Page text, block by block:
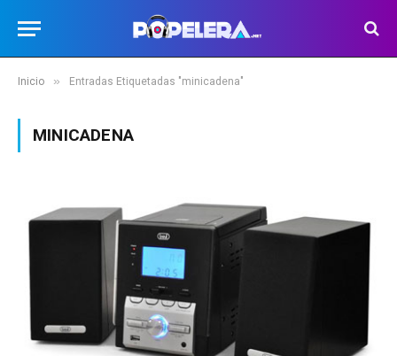
Inicio » Entradas Etiquetadas "minicadena"
MINICADENA